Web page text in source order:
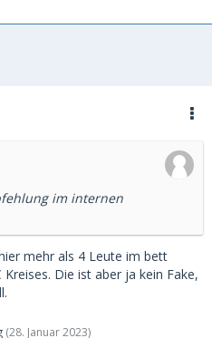
im internen
mehr als 4 Leute im bett
Die ist aber ja kein Fake,
(28. Januar 2023)